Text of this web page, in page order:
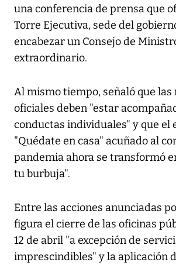
una conferencia de prensa que
Torre Ejecutiva, sede del
encabezar un Consejo de
extraordinario.
Al mismo tiempo, señaló que las
oficiales deben "estar
conductas individuales" y que el
"Quédate en casa" acuñado al
pandemia ahora se transformó
tu burbuja".
Entre las acciones anunciadas
figura el cierre de las oficinas
12 de abril "a excepción de
imprescindibles" y la aplicación